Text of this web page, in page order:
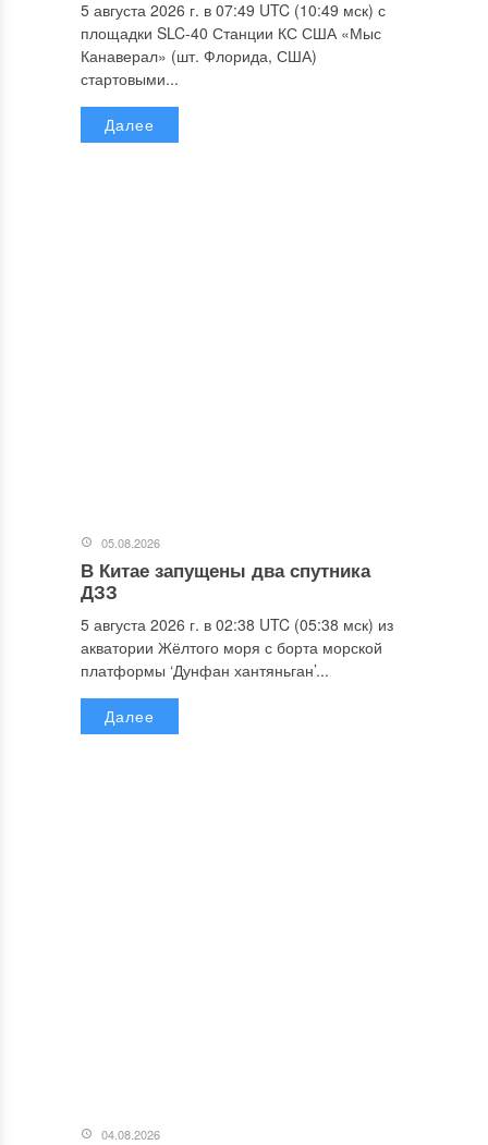
5 августа 2026 г. в 07:49 UTC (10:49 мск) с
площадки SLC-40 Станции КС США «Мыс
Канаверал» (шт. Флорида, США)
стартовыми...
Далее
05.08.2026
В Китае запущены два спутника
ДЗЗ
5 августа 2026 г. в 02:38 UTC (05:38 мск) из
акватории Жёлтого моря с борта морской
платформы ‘Дунфан хантяньган’...
Далее
04.08.2026